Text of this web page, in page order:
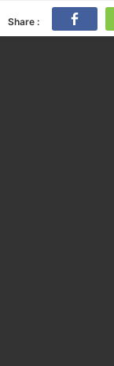
Share :